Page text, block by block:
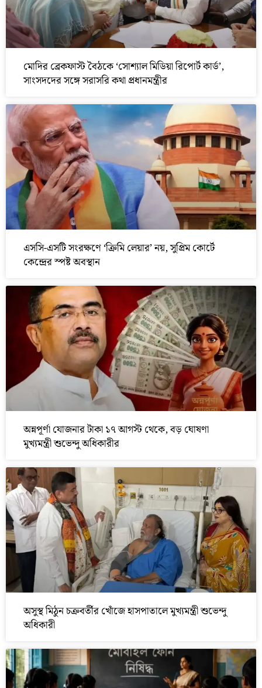
মোদির ব্রেকফাস্ট বৈঠকে ‘সোশ্যাল মিডিয়া রিপোর্ট কার্ড’,
সাংসদদের সঙ্গে সরাসরি কথা প্রধানমন্ত্রীর
এসসি-এসটি সংরক্ষণে ‘ক্রিমি লেয়ার’ নয়, সুপ্রিম কোর্টে
কেন্দ্রের স্পষ্ট অবস্থান
অন্নপূর্ণা যোজনার টাকা ১৭ আগস্ট থেকে, বড় ঘোষণা
মুখ্যমন্ত্রী শুভেন্দু অধিকারীর
অসুস্থ মিঠুন চক্রবর্তীর খোঁজে হাসপাতালে মুখ্যমন্ত্রী শুভেন্দু
অধিকারী